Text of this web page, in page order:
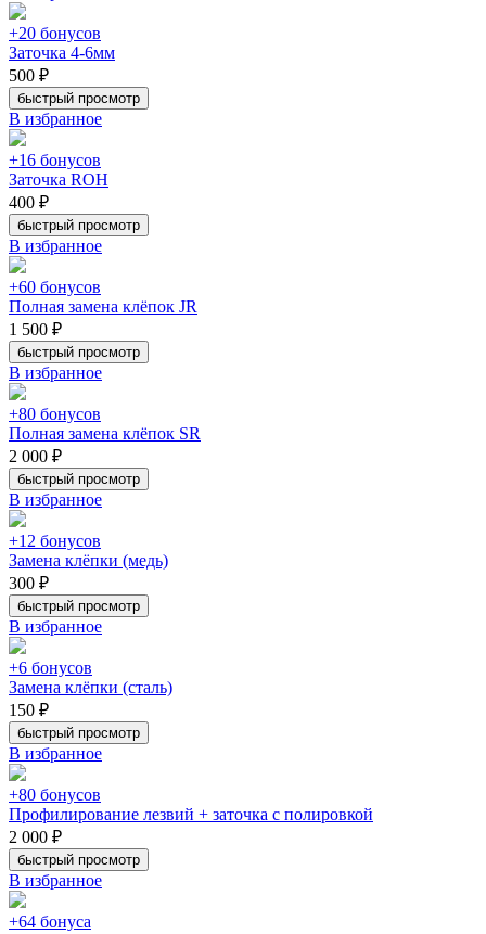
+20 бонусов
Заточка 4-6мм
500 ₽
быстрый просмотр
В избранное
+16 бонусов
Заточка ROH
400 ₽
быстрый просмотр
В избранное
+60 бонусов
Полная замена клёпок JR
1 500 ₽
быстрый просмотр
В избранное
+80 бонусов
Полная замена клёпок SR
2 000 ₽
быстрый просмотр
В избранное
+12 бонусов
Замена клёпки (медь)
300 ₽
быстрый просмотр
В избранное
+6 бонусов
Замена клёпки (сталь)
150 ₽
быстрый просмотр
В избранное
+80 бонусов
Профилирование лезвий + заточка с полировкой
2 000 ₽
быстрый просмотр
В избранное
+64 бонуса